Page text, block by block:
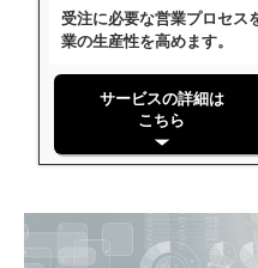
受注に必要な営業プロセス
業の生産性を高めます。
サービスの詳細は
こちら